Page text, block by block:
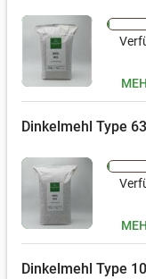
Dinkelmehl Type
Dinkelmehl Type